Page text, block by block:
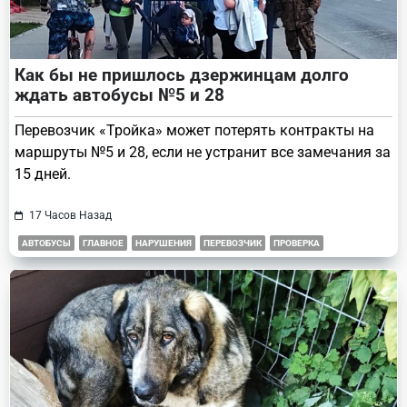
Как бы не пришлось дзержинцам долго
ждать автобусы №5 и 28
Перевозчик «Тройка» может потерять контракты на
маршруты №5 и 28, если не устранит все замечания за
15 дней.
17 Часов Назад
АВТОБУСЫ ГЛАВНОЕ НАРУШЕНИЯ ПЕРЕВОЗЧИК ПРОВЕРКА